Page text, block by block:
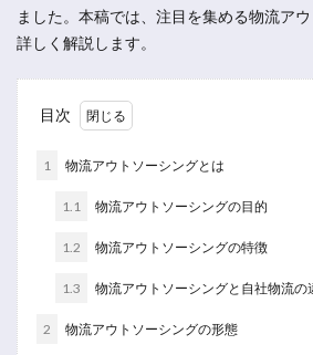
ました。本稿では、注目を集める物流ア
詳しく解説します。
目次
1 物流アウトソーシングとは
1.1 物流アウトソーシングの目的
1.2 物流アウトソーシングの特徴
1.3 物流アウトソーシングと自社物流の
2 物流アウトソーシングの形態